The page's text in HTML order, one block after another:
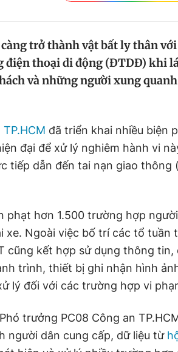
trở thành vật bất ly thân
điện thoại di động (ĐTDĐ) khi
và những người xung
đã triển khai nhiều biện
đại để xử lý nghiêm hành vi
tiếp dẫn đến tai nạn giao thông
phạt hơn 1.500 trường hợp
xe. Ngoài việc bố trí các tổ tuần
cũng kết hợp sử dụng thông tin,
trình, thiết bị ghi nhận hình
lý đối với các trường hợp vi
trưởng PC08 Công an
người dân cung cấp, dữ liệu từ